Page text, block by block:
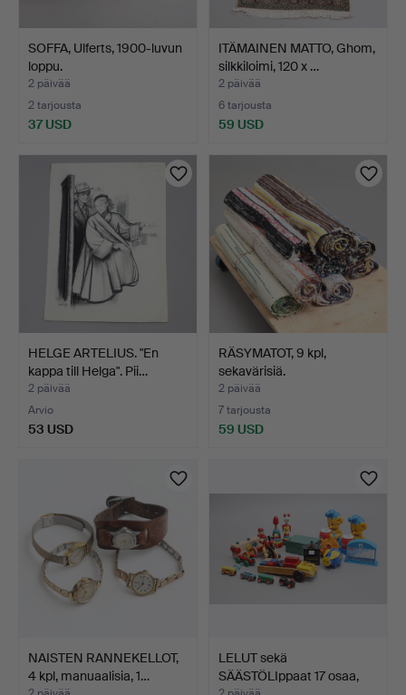
SOFFA, Ulferts, 1900-luvun
loppu.
2 päivää
2 tarjousta
37 USD
ITÄMAINEN MATTO, Ghom,
silkkiloimi, 120 x …
2 päivää
6 tarjousta
59 USD
HELGE ARTELIUS. "En
kappa till Helga". Pii…
2 päivää
Arvio
53 USD
RÄSYMATOT, 9 kpl,
sekavärisiä.
2 päivää
7 tarjousta
59 USD
NAISTEN RANNEKELLOT,
4 kpl, manuaalisia, 1…
LELUT sekä
SÄÄSTÖLIppaat 17 osaa,